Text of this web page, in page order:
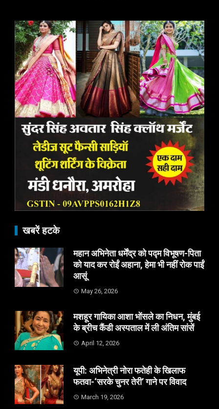
खबरें हटके
महान अभिनेता धर्मेंद्र को पद्म विभूषण-पिता
को याद कर रोईं अहाना, हेमा भी नहीं रोक पाईं
आसूं
May 26, 2026
मशहूर गायिका आशा भोंसले का निधन, मुंबई
के ब्रीच कैंडी अस्पताल में ली अंतिम सांसें
April 12, 2026
यूपी: अभिनेत्री नोरा फतेही के खिलाफ
फतवा-‘सरके चुनर तेरी’ गाने पर विवाद
March 19, 2026